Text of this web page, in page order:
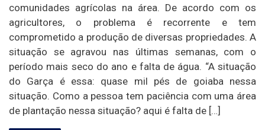
comunidades agrícolas na área. De acordo com os
agricultores, o problema é recorrente e tem
comprometido a produção de diversas propriedades. A
situação se agravou nas últimas semanas, com o
período mais seco do ano e falta de água. “A situação
do Garça é essa: quase mil pés de goiaba nessa
situação. Como a pessoa tem paciência com uma área
de plantação nessa situação? aqui é falta de […]